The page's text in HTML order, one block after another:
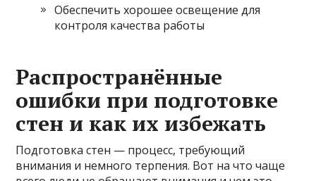
Обеспечить хорошее освещение для
контроля качества работы
Распространённые
ошибки при подготовке
стен и как их избежать
Подготовка стен — процесс, требующий
внимания и немного терпения. Вот на что чаще